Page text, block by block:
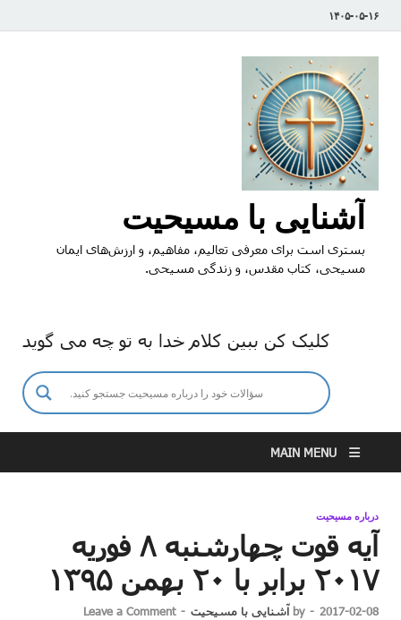
۱۴۰۵-۰۵-۱۶
آشنایی با مسیحیت
بستری است برای معرفی تعالیم، مفاهیم، و ارزش‌های ایمان
مسیحی، کتاب مقدس، و زندگی مسیحی.
کلیک کن ببین کلام خدا به تو چه می گوید
MAIN MENU
درباره مسیحیت
آیه قوت چهارشنبه ۸ فوریه
۲۰۱۷ برابر با ۲۰ بهمن ۱۳۹۵
2017-02-08
-
by آشنایی با مسیحیت -
Leave a Comment